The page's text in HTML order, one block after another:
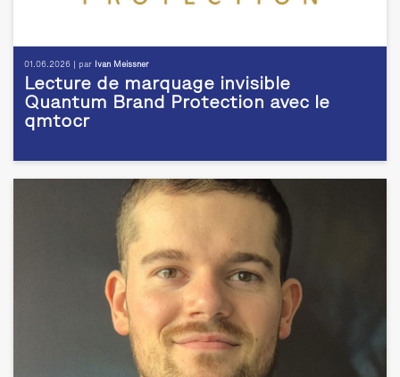
01.06.2026 | par Ivan Meissner
Lecture de marquage invisible
Quantum Brand Protection avec le
qmtocr